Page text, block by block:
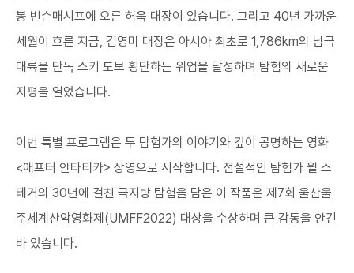
봉 빈슨매시프에 오른 허욱 대장이 있습니다. 그리고 40년 가까운
세월이 흐른 지금, 김영미 대장은 아시아 최초로 1,786km의 남극
대륙을 단독 스키 도보 횡단하는 위업을 달성하며 탐험의 새로운
지평을 열었습니다.
이번 특별 프로그램은 두 탐험가의 이야기와 깊이 공명하는 영화
<애프터 안타티카> 상영으로 시작합니다. 전설적인 탐험가 윌 스
테거의 30년에 걸친 극지방 탐험을 담은 이 작품은 제7회 울산울
주세계산악영화제(UMFF2022) 대상을 수상하며 큰 감동을 안긴
바 있습니다.